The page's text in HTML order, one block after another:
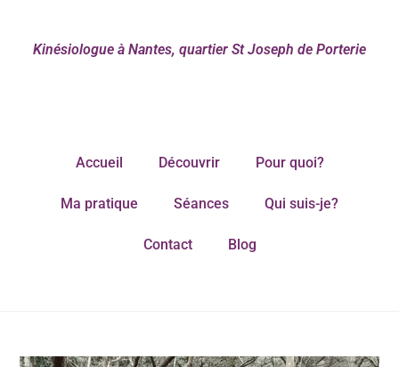
Kinésiologue à Nantes, quartier St Joseph de Porterie
Accueil Découvrir Pour quoi?
Ma pratique Séances Qui suis-je?
Contact Blog